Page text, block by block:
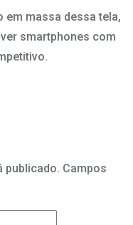
em massa dessa tela,
smartphones com
publicado. Campos